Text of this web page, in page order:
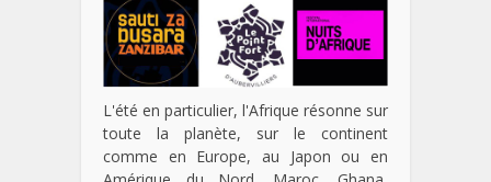
L'été en particulier, l'Afrique résonne sur
toute la planète, sur le continent
comme en Europe, au Japon ou en